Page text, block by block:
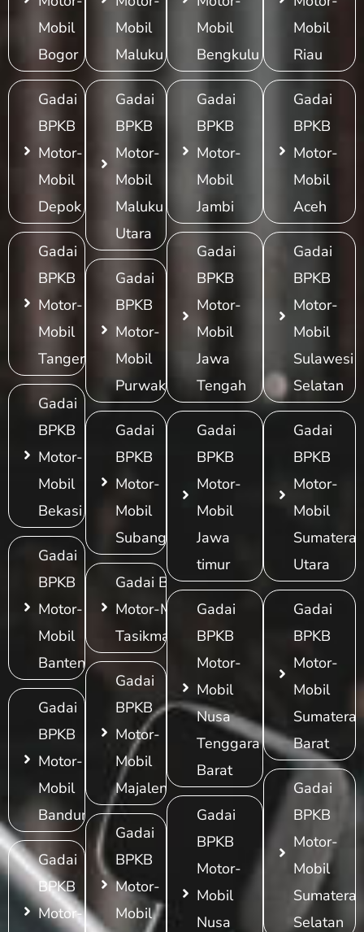
Mobil
Bogor
Gadai
BPKB
Motor-
Mobil
Depok
Gadai
BPKB
Motor-
Mobil
Tangerang
Gadai
BPKB
Motor-
Mobil
Bekasi
Gadai
BPKB
Motor-
Mobil
Banten
Gadai
BPKB
Motor-
Mobil
Bandung
Gadai
BPKB
Motor-
Mobil
Maluku
Gadai
BPKB
Motor-
Mobil
Maluku
Utara
Gadai
BPKB
Motor-
Mobil
Purwakarta
Gadai
BPKB
Motor-
Mobil
Subang
Gadai BPKB
Motor-Mobil
Tasikmalaya
Gadai
BPKB
Motor-
Mobil
Majalengka
Gadai
BPKB
Motor-
Mobil
Mobil
Bengkulu
Gadai
BPKB
Motor-
Mobil
Jambi
Gadai
BPKB
Motor-
Mobil
Jawa
Tengah
Gadai
BPKB
Motor-
Mobil
Jawa
timur
Gadai
BPKB
Motor-
Mobil
Nusa
Tenggara
Barat
Gadai
BPKB
Motor-
Mobil
Nusa
Mobil
Riau
Gadai
BPKB
Motor-
Mobil
Aceh
Gadai
BPKB
Motor-
Mobil
Sulawesi
Selatan
Gadai
BPKB
Motor-
Mobil
Sumatera
Utara
Gadai
BPKB
Motor-
Mobil
Sumatera
Barat
Gadai
BPKB
Motor-
Mobil
Sumatera
Selatan